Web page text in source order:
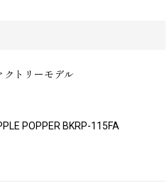
クトリーモデル
POPPER BKRP-115FA